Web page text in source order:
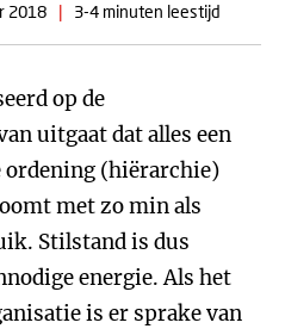
2018 | 3-4 minuten leestijd
op de
uitgaat dat alles een
(hiërarchie)
met zo min als
Stilstand is dus
energie. Als het
is er sprake van